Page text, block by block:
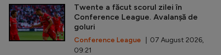
Twente a făcut scorul zilei în
Conference League. Avalanșă de
goluri
Conference League | 07 August 2026,
09:21